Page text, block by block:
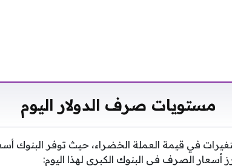
مستويات صرف الدولار اليوم
في قيمة العملة الخضراء، حيث توفر البنوك
أسعار الصرف في البنوك الكبرى لهذا اليوم: